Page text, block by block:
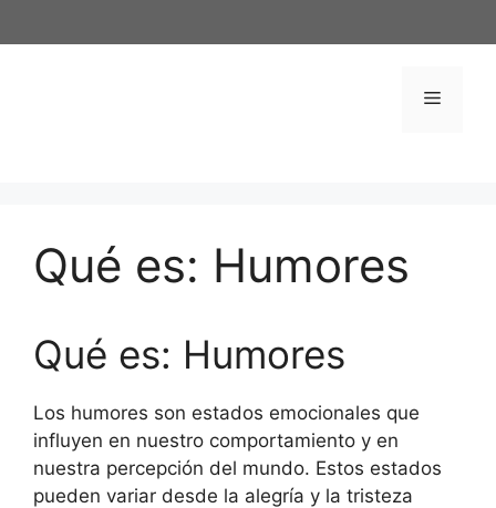
al
Menú
Qué es: Humores
Qué es: Humores
Los humores son estados emocionales que
influyen en nuestro comportamiento y en
nuestra percepción del mundo. Estos estados
pueden variar desde la alegría y la tristeza